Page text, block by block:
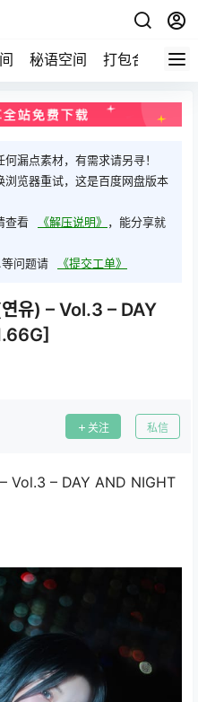
秘语空间 打包合集 关
漏点素材，有需求请另寻！
览器重试，这是百度网盘版本
查看
《解压说明》 ，能分享就
问题请
《提交工单》
유) – Vol.3 – DAY
关注 私信
Vol.3 – DAY AND NIGHT